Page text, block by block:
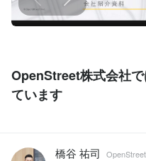
OpenStreet株式会社
ています
橋谷 祐司